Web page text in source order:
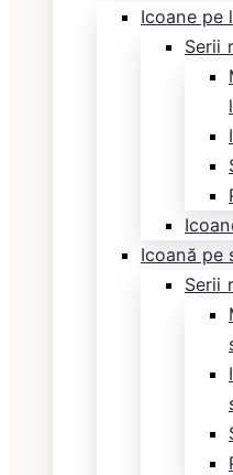
Icoane pe
Serii
Icoană pe
Serii